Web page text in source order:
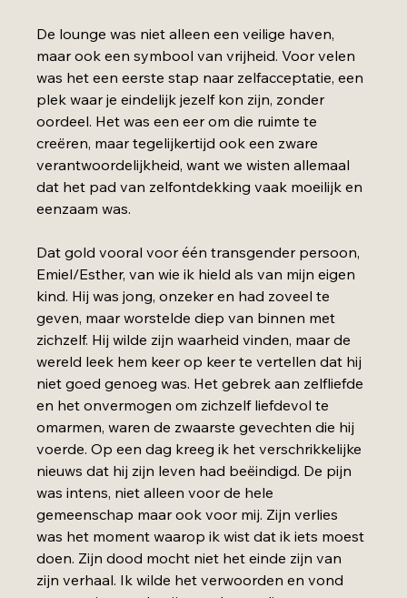
De lounge was niet alleen een veilige haven,
maar ook een symbool van vrijheid. Voor velen
was het een eerste stap naar zelfacceptatie, een
plek waar je eindelijk jezelf kon zijn, zonder
oordeel. Het was een eer om die ruimte te
creëren, maar tegelijkertijd ook een zware
verantwoordelijkheid, want we wisten allemaal
dat het pad van zelfontdekking vaak moeilijk en
eenzaam was.
Dat gold vooral voor één transgender persoon,
Emiel/Esther, van wie ik hield als van mijn eigen
kind. Hij was jong, onzeker en had zoveel te
geven, maar worstelde diep van binnen met
zichzelf. Hij wilde zijn waarheid vinden, maar de
wereld leek hem keer op keer te vertellen dat hij
niet goed genoeg was. Het gebrek aan zelfliefde
en het onvermogen om zichzelf liefdevol te
omarmen, waren de zwaarste gevechten die hij
voerde. Op een dag kreeg ik het verschrikkelijke
nieuws dat hij zijn leven had beëindigd. De pijn
was intens, niet alleen voor de hele
gemeenschap maar ook voor mij. Zijn verlies
was het moment waarop ik wist dat ik iets moest
doen. Zijn dood mocht niet het einde zijn van
zijn verhaal. Ik wilde het verwoorden en vond